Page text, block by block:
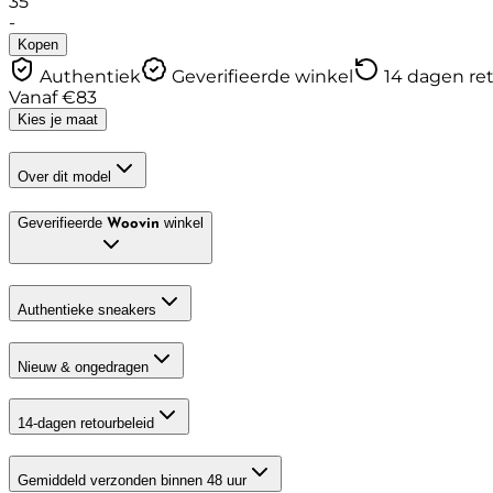
-
Kopen
Authentiek Geverifieerde winkel
14 dagen
Vanaf€83
Kies je maat
Over dit model
Geverifieerde Woovin winkel
Authentieke sneakers
Nieuw & ongedragen
14-dagen retourbeleid
Gemiddeld verzonden binnen 48 uur